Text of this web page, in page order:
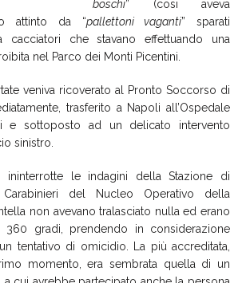
boschi” (cosi aveva
attinto da “pallettoni vaganti” sparati
cacciatori che stavano effettuando una
nel Parco dei Monti Picentini.
veniva ricoverato al Pronto Soccorso di
trasferito a Napoli all’Ospedale
e sottoposto ad un delicato intervento
sinistro.
ininterrotte le indagini della Stazione di
del Nucleo Operativo della
non avevano tralasciato nulla ed erano
360 gradi, prendendo in considerazione
tentativo di omicidio. La più accreditata,
momento, era sembrata quella di un